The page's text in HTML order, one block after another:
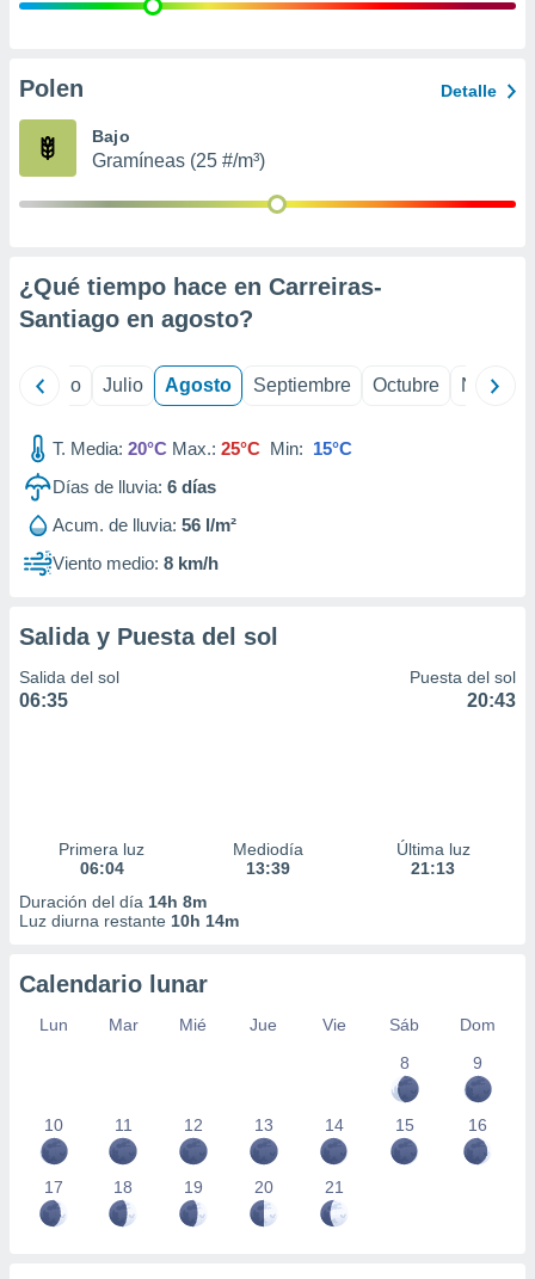
e
publicidad
Polen Detalle
Bajo
Gramíneas (25 #/m³)
¿Qué tiempo hace en Carreiras-
Santiago en agosto?
Junio Julio Agosto Septiembre Octubre
T. Media: 20°C Max.: 25°C Min: 15°C
Días de lluvia: 6 días
Acum. de lluvia: 56 l/m²
Viento medio: 8 km/h
Salida y Puesta del sol
Salida del sol
06:35
Puesta del sol
20:43
Primera luz
06:04
Mediodía
13:39
Última luz
21:13
Duración del día 14h 8m
Luz diurna restante 10h 14m
Calendario lunar
Lun Mar Mié Jue Vie Sáb
Dom
8
9
10 11 12 13 14 15 16
17 18 19 20 21